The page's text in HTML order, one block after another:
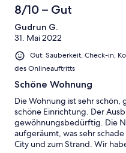
8/10 – Gut
Gudrun G.
31. Mai 2022
Gut: Sauberkeit, Check-in,
des Onlineauftritts
Schöne Wohnung
Die Wohnung ist sehr
schöne Einrichtung. Der
gewöhnungsbedürftig. Die
aufgeräumt, was sehr
City und zum Strand. Wir